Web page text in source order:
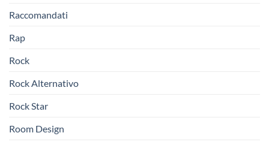
Raccomandati
Rap
Rock
Rock Alternativo
Rock Star
Room Design